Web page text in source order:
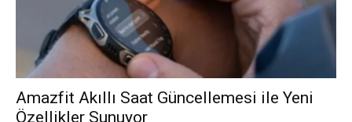
Amazfit Akıllı Saat Güncellemesi ile Yeni
Özellikler Sunuyor